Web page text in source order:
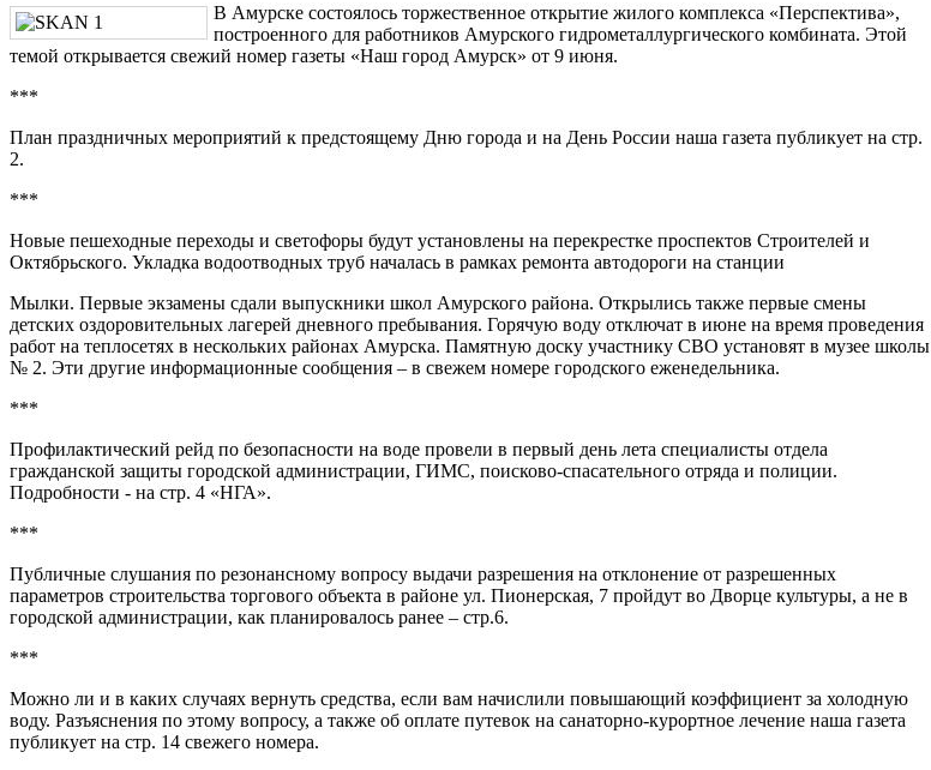
В Амурске состоялось торжественное открытие жилого комплекса «Перспектива»,
построенного для работников Амурского гидрометаллургического комбината. Этой
темой открывается свежий номер газеты «Наш город Амурск» от 9 июня.
***
План праздничных мероприятий к предстоящему Дню города и на День России наша газета публикует на стр.
2.
***
Новые пешеходные переходы и светофоры будут установлены на перекрестке проспектов Строителей и
Октябрьского. Укладка водоотводных труб началась в рамках ремонта автодороги на станции
Мылки. Первые экзамены сдали выпускники школ Амурского района. Открылись также первые смены
детских оздоровительных лагерей дневного пребывания. Горячую воду отключат в июне на время проведения
работ на теплосетях в нескольких районах Амурска. Памятную доску участнику СВО установят в музее школы
№ 2. Эти другие информационные сообщения – в свежем номере городского еженедельника.
***
Профилактический рейд по безопасности на воде провели в первый день лета специалисты отдела
гражданской защиты городской администрации, ГИМС, поисково-спасательного отряда и полиции.
Подробности - на стр. 4 «НГА».
***
Публичные слушания по резонансному вопросу выдачи разрешения на отклонение от разрешенных
параметров строительства торгового объекта в районе ул. Пионерская, 7 пройдут во Дворце культуры, а не в
городской администрации, как планировалось ранее – стр.6.
***
Можно ли и в каких случаях вернуть средства, если вам начислили повышающий коэффициент за холодную
воду. Разъяснения по этому вопросу, а также об оплате путевок на санаторно-курортное лечение наша газета
публикует на стр. 14 свежего номера.